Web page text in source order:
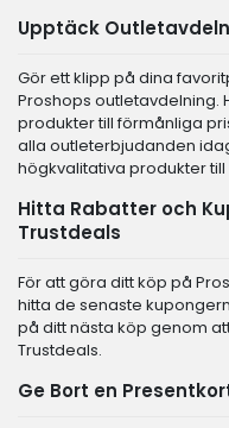
Upptäck
Gör ett klipp på dina
Proshops outletavdelning.
produkter till förmånliga
alla outleterbjudanden
högkvalitativa produkter
Hitta Rabatter och
Trustdeals
För att göra ditt köp på
hitta de senaste
på ditt nästa köp genom
Trustdeals.
Ge Bort en